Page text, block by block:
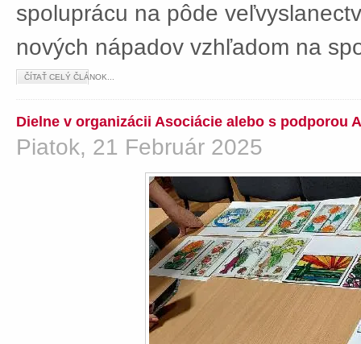
spoluprácu na pôde
nových nápadov vzhľadom na
ČÍTAŤ CELÝ ČLÁNOK...
Dielne v organizácii Asociácie alebo s podporou
Piatok, 21 Február 2025